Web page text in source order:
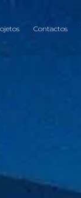
Contactos